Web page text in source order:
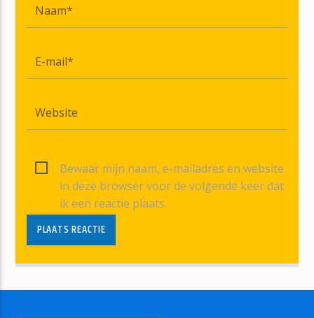
Bewaar mijn naam, e-mailadres en website
in deze browser voor de volgende keer dat
ik een reactie plaats.